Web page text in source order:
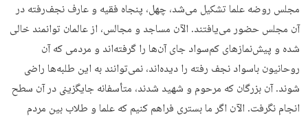
مجلس روضه علما تشکیل می­‌شد، چهل، پنجاه فقیه و عارف نجف‌رفته در
آن مجلس حضور می­‌یافتند. الآن مساجد و مجالس، از عالمان توانمند خالی
شده و پیش‌نمازهای کم‌سواد جای آن‌ها را گرفته‌­اند و مردمی که آن
روحانیون باسواد نجف رفته را دیده‌­اند، نمی‌­توانند به این طلبه­‌ها راضی
شوند. آن بزرگان که مرحوم و شهید شدند، متأسفانه جایگزینی در آن سطح
انجام نگرفت. الآن اگر ما بستری فراهم کنیم که علما و طلاب بین مردم